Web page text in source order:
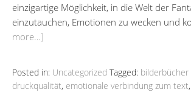
einzigartige Möglichkeit, in die Welt der
einzutauchen, Emotionen zu wecken und
more…]
Posted in: Uncategorized Tagged:
druckqualität, emotionale verbindung zum text,